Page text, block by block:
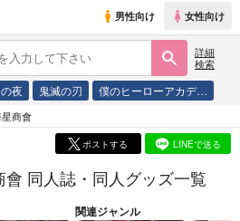
男性向け 女性向け
詳細
検索
夜 鬼滅の刃 僕のヒーローアカデ…
商會
ポストする LINEで送る
同人誌・同人グッズ一覧
関連ジャンル